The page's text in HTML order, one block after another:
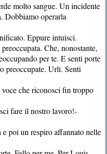
molto sangue. Un incidente
Dobbiamo operarla
Eppure intuisci.
Che, nonostante,
per te. E senti porte
preoccupate. Urli. Senti
che riconosci fin troppo
fare il nostro lavoro!-
poi un respiro affannato nelle